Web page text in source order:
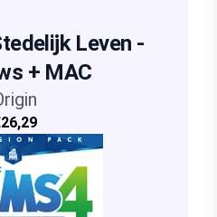
Leven -
+ MAC